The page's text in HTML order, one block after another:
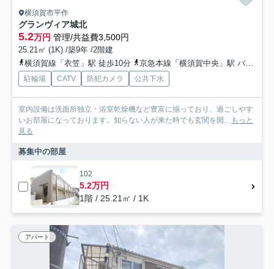
横須賀市平作
グランヴィア城北
5.2万円 管理/共益費3,500円
25.21㎡ (1K) /築9年 /2階建
横須賀線「衣笠」駅 徒歩10分
京急本線「横須賀中央」駅 バス13分 「衣笠駅」 停歩10分
駐輪場 CATV 防犯カメラ 公共下水
室内設備は洗面所独立・浴室乾燥機など豊富に揃っており、過ごしやす
いお部屋になっております。知らない人が来た時でも玄関を開... もっと
見る
募集中の部屋
102
5.2万円
1階 / 25.21㎡ / 1K
アパート